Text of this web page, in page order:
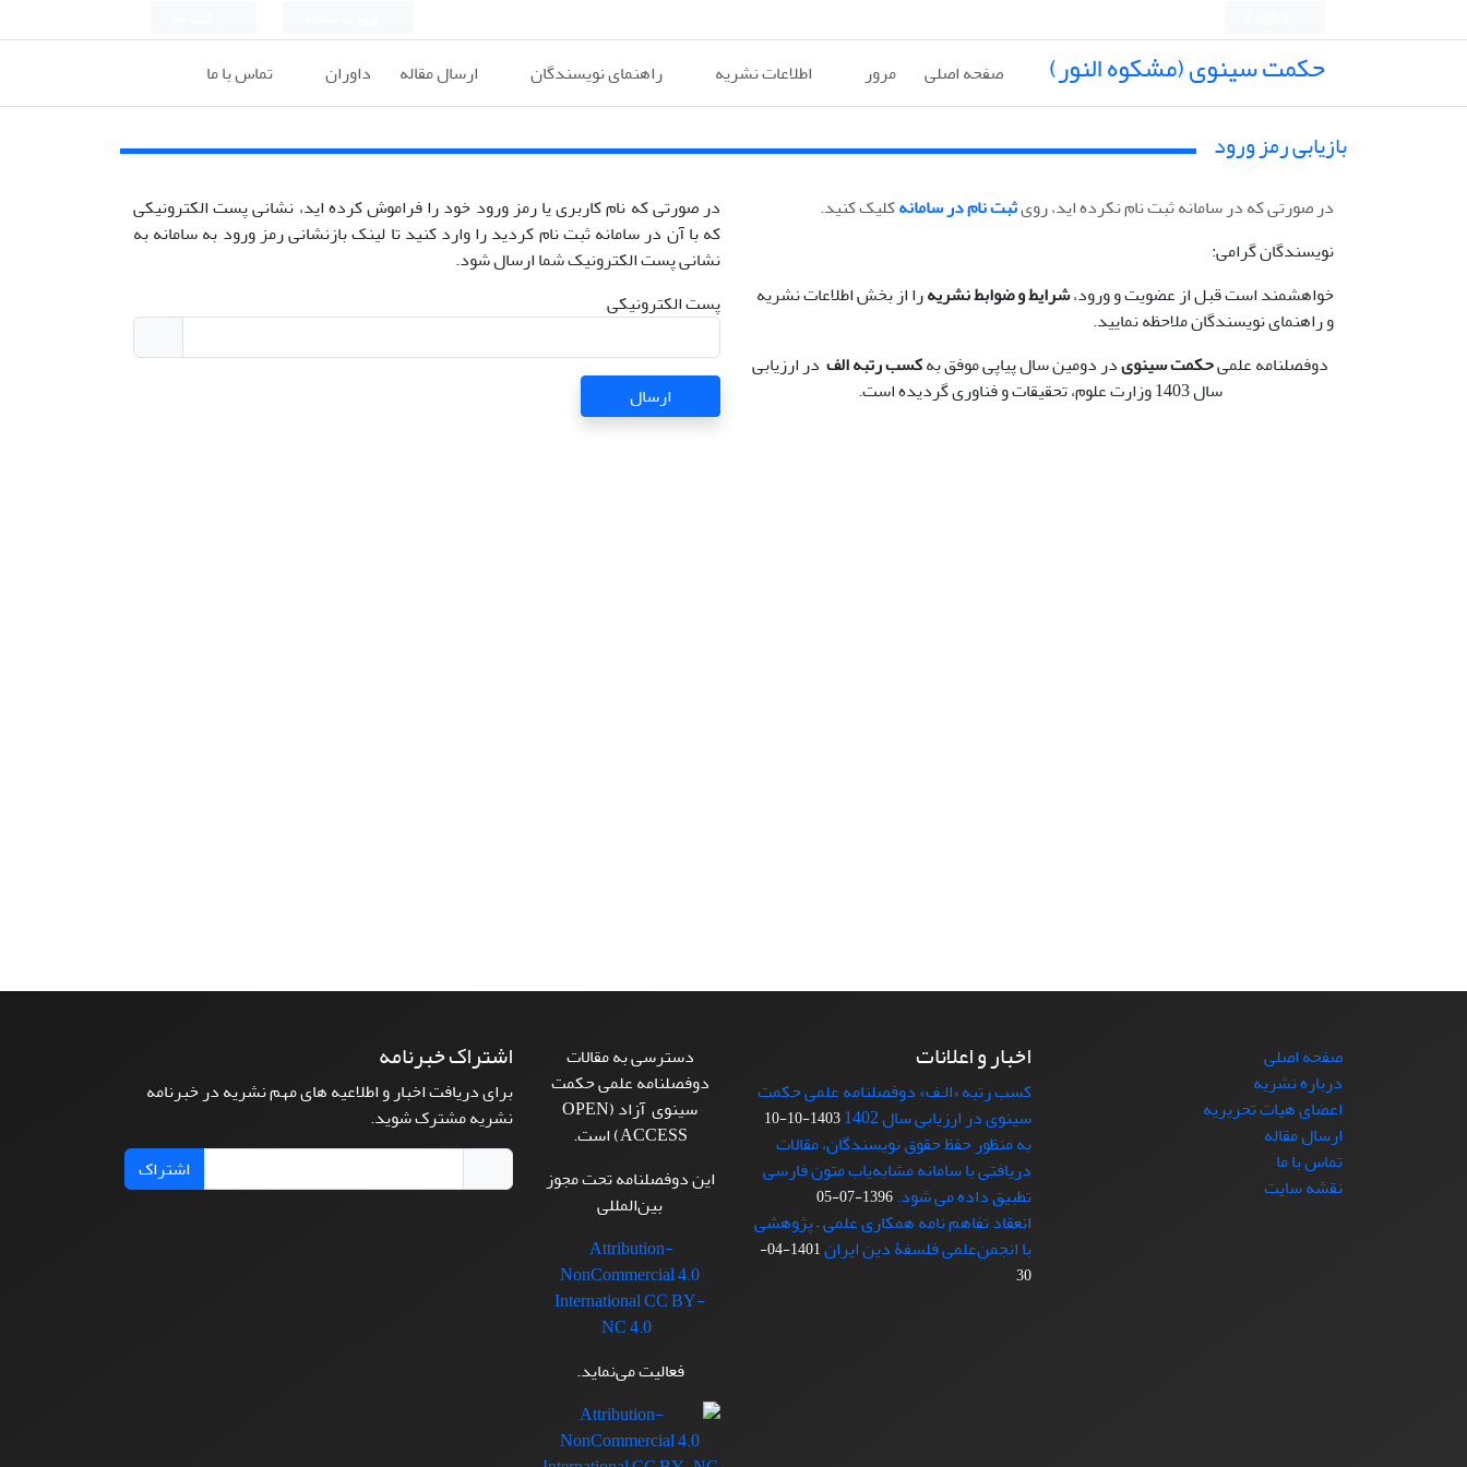
حکمت سینوی (مشکوه النور) صفحه اصلی مرور اطلاعات نشریه راهنمای نویسندگان ارسال مقاله داوران تماس با ما
بازیابی رمز ورود
در صورتی که در سامانه ثبت نام نکرده اید، رویثبت نام در سامانهکلیک کنید.
نویسندگان گرامی:
خواهشمند است قبل از عضویت و ورود،شرایط و ضوابط نشریهرا از بخش اطلاعات نشریه
و راهنمای نویسندگان ملاحظه نمایید.
دوفصلنامه علمیحکمت سینویدر دومین سال پیاپی موفق بهکسب رتبه الف در ارزیابی
سال 1403 وزارت علوم، تحقیقات و فناوری گردیده است.
در صورتی که نام کاربری یا رمز ورود خود را فراموش کرده اید، نشانی پست الکترونیکی
که با آن در سامانه ثبت نام کردید را وارد کنید تا لینک بازنشانی رمز ورود به سامانه به
نشانی پست الکترونیک شما ارسال شود.
پست الکترونیکی
ارسال
صفحه اصلی
درباره نشریه
اعضای هیات تحریریه
ارسال مقاله
تماس با ما
نقشه سایت
اخبار و اعلانات
کسب رتبه «الـف» دوفصلنامه علمی حکمت
سینوی در ارزیابی سال 1402
1403-10-10
به منظور حفظ حقوق نویسندگان، مقالات
دریافتی با سامانه مشابه‌یاب متون فارسی
تطبیق داده می شود.1396-07-05
انعقاد تفاهم نامه همکاری علمی – پژوهشی
با انجمن‌علمی فلسفۀ دین ایران
1401-04-
30
دسترسی به مقالات
دوفصلنامه علمی حکمت
سینوی آزاد (OPEN
ACCESS) است.
این دوفصلنامه تحت مجوز
بین‌المللی
Attribution-
NonCommercial 4.0
International CC BY-
NC 4.0
فعالیت می‌نماید.
اشتراک خبرنامه
برای دریافت اخبار و اطلاعیه های مهم نشریه در خبرنامه
نشریه مشترک شوید.
اشتراک